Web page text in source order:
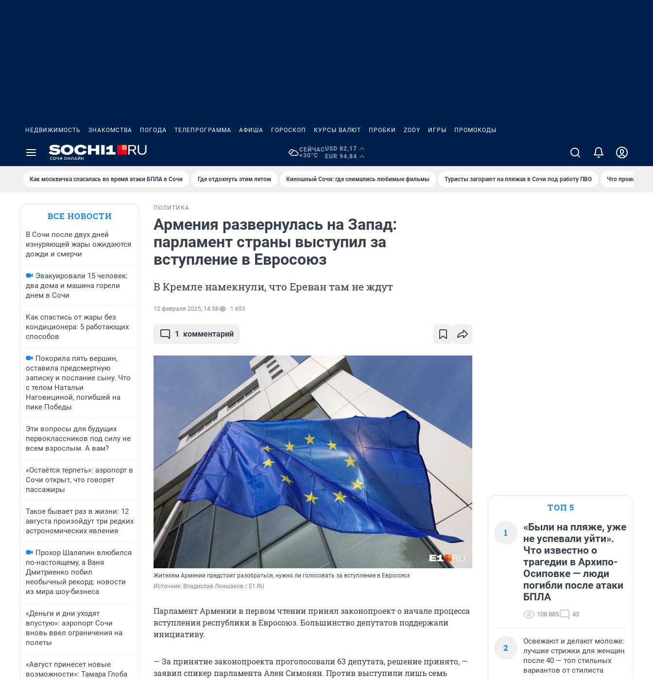
НЕДВИЖИМОСТЬ ЗНАКОМСТВА ПОГОДА ТЕЛЕПРОГРАММА АФИША ГОРОСКОП КУРСЫ ВАЛЮТ ПРОБКИ ZODY ИГРЫ ПРОМОКОДЫ
СЕЙЧАС
+30°C
USD 82,17
EUR 94,84
Как москвичка спасалась во время атаки БПЛА в Сочи Где отдохнуть этим летом Киношный Сочи: где снимались любимые фильмы Туристы загорают на пляжах в Сочи под работу ПВО Что происходит
ВСЕ НОВОСТИ
В Сочи после двух дней
изнуряющей жары ожидаются
дожди и смерчи
Эвакуировали 15 человек:
два дома и машина горели
днем в Сочи
Как спастись от жары без
кондиционера: 5 работающих
способов
Покорила пять вершин,
оставила предсмертную
записку и послание сыну. Что
с телом Натальи
Наговициной, погибшей на
пике Победы
Эти вопросы для будущих
первоклассников под силу не
всем взрослым. А вам?
«Остаётся терпеть»: аэропорт в
Сочи открыт, что говорят
пассажиры
Такое бывает раз в жизни: 12
августа произойдут три редких
астрономических явления
Прохор Шаляпин влюбился
по-настоящему, а Ваня
Дмитриенко побил
необычный рекорд: новости
из мира шоу-бизнеса
«Деньги и дни уходят
впустую»: аэропорт Сочи
вновь ввел ограничения на
полеты
«Август принесет новые
возможности»: Тамара Глоба
ПОЛИТИКА
Армения развернулась на Запад:
парламент страны выступил за
вступление в Евросоюз
В Кремле намекнули, что Ереван там не ждут
12 февраля 2025, 14:58 1 653
1 комментарий
Жителям Армении предстоит разобраться, нужно ли голосовать за вступление в Евросоюз
Источник: Владислав Лоншаков / E1.RU
Парламент Армении в первом чтении принял законопроект о начале процесса
вступления республики в Евросоюз. Большинство депутатов поддержали
инициативу.
— За принятие законопроекта проголосовали 63 депутата, решение принято, —
заявил спикер парламента Ален Симонян. Против выступили лишь семь
ТОП 5
1
«Были на пляже, уже
не успевали уйти».
Что известно о
трагедии в Архипо-
Осиповке — люди
погибли после атаки
БПЛА
108 885 43
2
Освежают и делают моложе:
лучшие стрижки для женщин
после 40 — топ стильных
вариантов от стилиста